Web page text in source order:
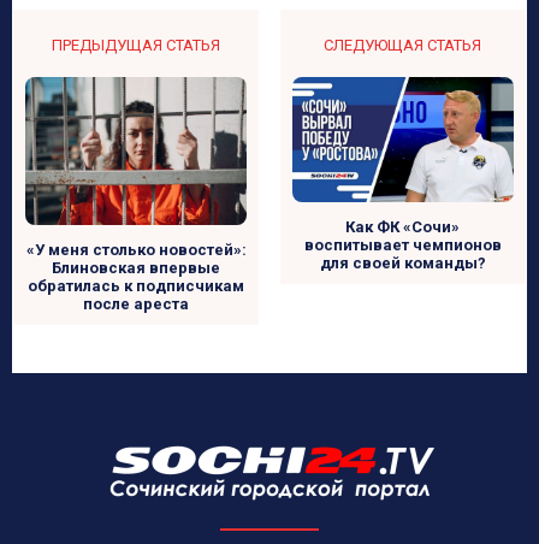
ПРЕДЫДУЩАЯ СТАТЬЯ
«У меня столько новостей»:
Блиновская впервые
обратилась к подписчикам
после ареста
СЛЕДУЮЩАЯ СТАТЬЯ
Как ФК «Сочи»
воспитывает чемпионов
для своей команды?